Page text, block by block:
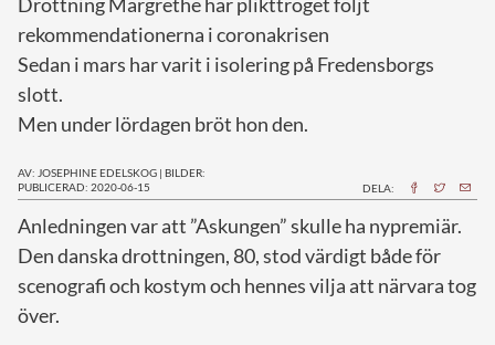
rekommendationerna i coronakrisen
Sedan i mars har varit i isolering på Fredensborgs
slott.
Men under lördagen bröt hon den.
AV: JOSEPHINE EDELSKOG | BILDER:
PUBLICERAD: 2020-06-15
DELA:
Anledningen var att ”Askungen” skulle ha nypremiär.
Den danska drottningen, 80, stod värdigt både för
scenografi och kostym och hennes vilja att närvara tog
över.